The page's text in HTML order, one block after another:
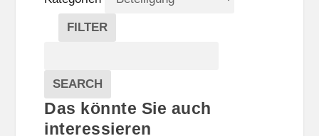
R
A
A
L
T
U
FILTER
E
G
O
R
Veranstaltungen
SEARCH
Das könnte Sie auch
interessieren